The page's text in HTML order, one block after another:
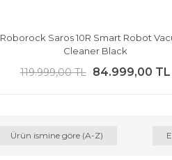
Roborock Saros 10R Smart Robot
Cleaner Black
119.999,00 TL 84.999,00 TL
Ürün ismine göre (A-Z)